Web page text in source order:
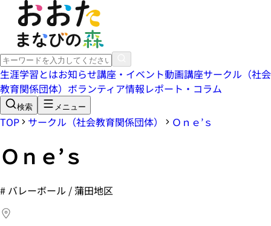
生涯学習とはお知らせ講座・イベント動画講座サークル（社会
教育関係団体） ボランティア情報レポート・コラム
検索 メニュー
TOP サークル（社会教育関係団体） Ｏｎｅ’ｓ
Ｏｎｅ’ｓ
# バレーボール / 蒲田地区